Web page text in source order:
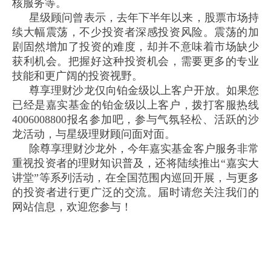
核服务等。
星级顾问曾表示，去年下半年以来，股票市场持
续大幅震荡，不少投资者深感投资风险。震荡的加
剧固然增加了投资的难度，却并不意味着市场缺少
获利机会。把握好这种投资机会，需要更多的专业
技能和更广阔的投资视野。
尊享理财沙龙仅向铂金级以上客户开放。如果您
已经是嘉实基金的铂金级以上客户，拨打客服热线
4006008800报名参加吧，参与气氛轻松、活跃的沙
龙活动，与星级理财顾问面对面。
除尊享理财沙龙外，今年嘉实基金客户服务非常
重视投资者的理财知识普及，还将陆续推出“嘉实大
讲堂”等系列活动，在全国范围内巡回开展，与更多
的投资者进行更广泛的交流。届时请您关注我们的
网站信息，欢迎您参与！